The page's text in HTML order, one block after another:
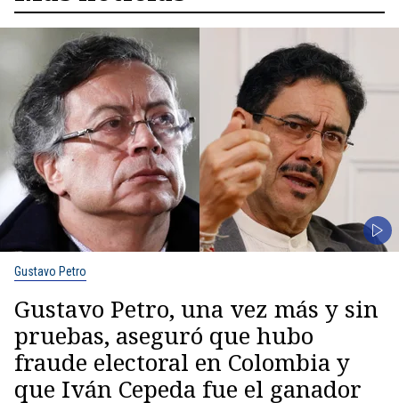
Gustavo Petro
Gustavo Petro, una vez más y sin
pruebas, aseguró que hubo
fraude electoral en Colombia y
que Iván Cepeda fue el ganador